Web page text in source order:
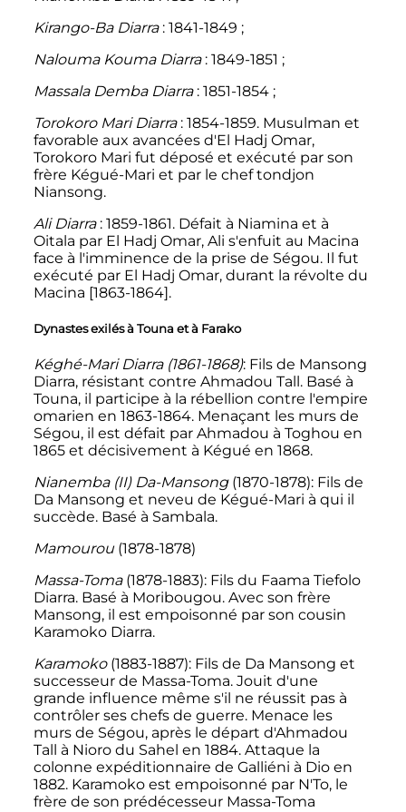
Kirango-Ba Diarra : 1841-1849 ;
Nalouma Kouma Diarra : 1849-1851 ;
Massala Demba Diarra : 1851-1854 ;
Torokoro Mari Diarra : 1854-1859. Musulman et
favorable aux avancées d'El Hadj Omar,
Torokoro Mari fut déposé et exécuté par son
frère Kégué-Mari et par le chef tondjon
Niansong.
Ali Diarra : 1859-1861. Défait à Niamina et à
Oitala par El Hadj Omar, Ali s'enfuit au Macina
face à l'imminence de la prise de Ségou. Il fut
exécuté par El Hadj Omar, durant la révolte du
Macina [1863-1864].
Dynastes exilés à Touna et à Farako
Kéghé-Mari Diarra (1861-1868): Fils de Mansong
Diarra, résistant contre Ahmadou Tall. Basé à
Touna, il participe à la rébellion contre l'empire
omarien en 1863-1864. Menaçant les murs de
Ségou, il est défait par Ahmadou à Toghou en
1865 et décisivement à Kégué en 1868.
Nianemba (II) Da-Mansong(1870-1878): Fils de
Da Mansong et neveu de Kégué-Mari à qui il
succède. Basé à Sambala.
Mamourou(1878-1878)
Massa-Toma(1878-1883): Fils du Faama Tiefolo
Diarra. Basé à Moribougou. Avec son frère
Mansong, il est empoisonné par son cousin
Karamoko Diarra.
Karamoko(1883-1887): Fils de Da Mansong et
successeur de Massa-Toma. Jouit d'une
grande influence même s'il ne réussit pas à
contrôler ses chefs de guerre. Menace les
murs de Ségou, après le départ d'Ahmadou
Tall à Nioro du Sahel en 1884. Attaque la
colonne expéditionnaire de Galliéni à Dio en
1882. Karamoko est empoisonné par N'To, le
frère de son prédécesseur Massa-Toma